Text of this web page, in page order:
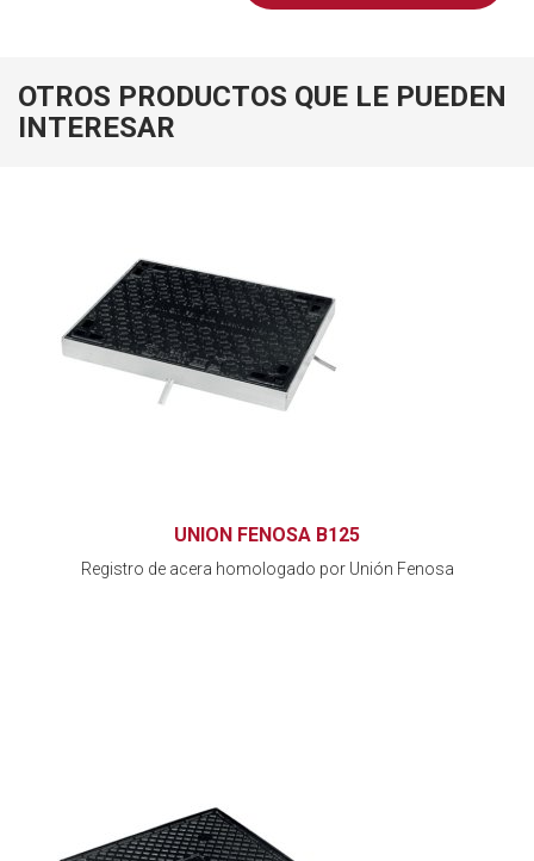
OTROS PRODUCTOS QUE LE PUEDEN
INTERESAR
UNION FENOSA B125
Registro de acera homologado por Unión Fenosa